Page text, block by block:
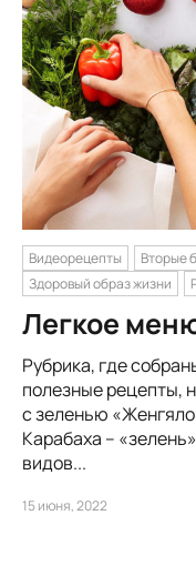
Видеорецепты Вторые
Здоровый образ жизни
Легкое
Рубрика, где
полезные рецепты,
с зеленью
Карабаха –
видов...
15 июня, 2022